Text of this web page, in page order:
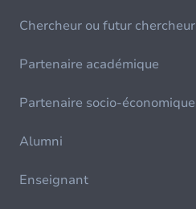
Chercheur ou futur chercheur
Partenaire académique
Partenaire socio-économique
Alumni
Enseignant